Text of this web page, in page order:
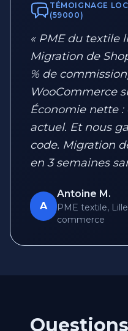
TÉMOIGNAGE
(59000)
« PME du textile
Migration de
% de
WooCommerce
Économie nette :
actuel. Et nous
code. Migration
en 3 semaines
A
Antoine M.
PME textile,
commerce